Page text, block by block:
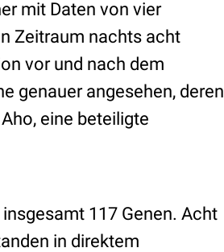
mit Daten von vier
Zeitraum nachts acht
vor und nach dem
genauer angesehen, deren
eine beteiligte
117 Genen. Acht
in direktem